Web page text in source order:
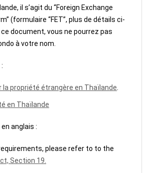
il s’agit du “Foreign Exchange
(formulaire “FET”, plus de détails ci-
document, vous ne pourrez pas
à votre nom.
la propriété étrangère en Thaïlande
en Thaïlande
anglais :
please refer to to the
Section 19.